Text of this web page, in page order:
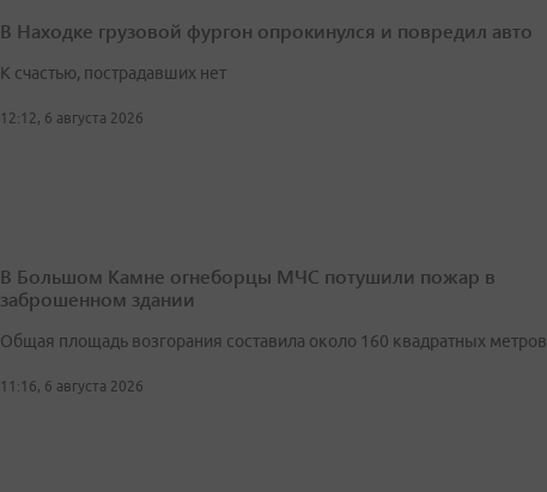
В Находке грузовой фургон опрокинулся и повредил авто
К счастью, пострадавших нет
12:12, 6 августа 2026
В Большом Камне огнеборцы МЧС потушили пожар в
заброшенном здании
Общая площадь возгорания составила около 160 квадратных метров
11:16, 6 августа 2026